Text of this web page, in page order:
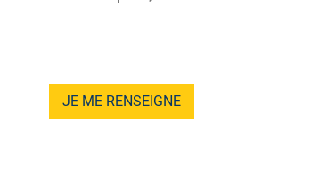
JE ME RENSEIGNE